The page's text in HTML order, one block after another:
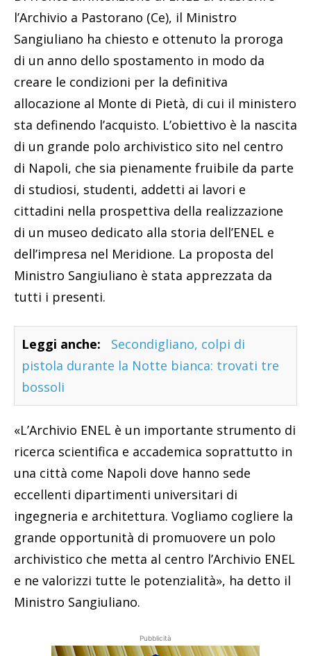
l’Archivio a Pastorano (Ce), il Ministro
Sangiuliano ha chiesto e ottenuto la proroga
di un anno dello spostamento in modo da
creare le condizioni per la definitiva
allocazione al Monte di Pietà, di cui il ministero
sta definendo l’acquisto. L’obiettivo è la nascita
di un grande polo archivistico sito nel centro
di Napoli, che sia pienamente fruibile da parte
di studiosi, studenti, addetti ai lavori e
cittadini nella prospettiva della realizzazione
di un museo dedicato alla storia dell’ENEL e
dell’impresa nel Meridione. La proposta del
Ministro Sangiuliano è stata apprezzata da
tutti i presenti.
Leggi anche:
Secondigliano, colpi di
pistola durante la Notte bianca: trovati tre
bossoli
«L’Archivio ENEL è un importante strumento di
ricerca scientifica e accademica soprattutto in
una città come Napoli dove hanno sede
eccellenti dipartimenti universitari di
ingegneria e architettura. Vogliamo cogliere la
grande opportunità di promuovere un polo
archivistico che metta al centro l’Archivio ENEL
e ne valorizzi tutte le potenzialità», ha detto il
Ministro Sangiuliano.
Pubblicità